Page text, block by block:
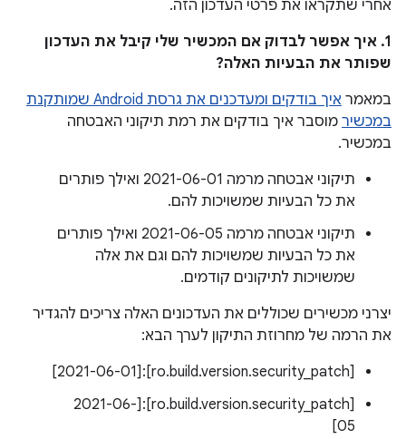
אחרי שתקראו את פרטי העדכון הזה.
1. איך אפשר לבדוק אם המכשיר שלי קיבל את העדכון
שפותר את הבעיות האלה?
במאמר
איך בודקים ומעדכנים את גרסת Android שמותקנת
במכשיר מוסבר איך בודקים את רמת תיקוני האבטחה
במכשיר.
תיקוני אבטחה מרמה 2021-06-01 ואילך פותרים
את כל הבעיות שמשויכות להם.
תיקוני אבטחה מרמה 2021-06-05 ואילך פותרים
את כל הבעיות שמשויכות להם וגם את אלה
שמשויכות לתיקונים קודמים.
יצרני מכשירים שכוללים את העדכונים האלה צריכים להגדיר
את הרמה של מחרוזת התיקון לערך הבא:
‫[ro.build.version.security_patch]:[2021-06-01]
‫[ro.build.version.security_patch]:[2021-06-
05]